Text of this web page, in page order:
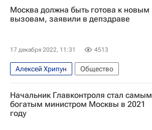
Москва должна быть готова к новым
вызовам, заявили в депздраве
17 декабря 2022, 11:31 4513
Алексей Хрипун
Общество
Здоровье - Общество
Москва
Москва Сегодня: мегаполис для жизни
Начальник Главконтроля стал самым
богатым министром Москвы в 2021
году